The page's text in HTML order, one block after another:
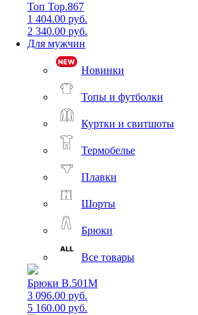
Топ Top.867
1 404.00 руб.
2 340.00 руб.
Для мужчин
Новинки
Топы и футболки
Куртки и свитшоты
Термобелье
Плавки
Шорты
Брюки
Все товары
Брюки B.501M
3 096.00 руб.
5 160.00 руб.